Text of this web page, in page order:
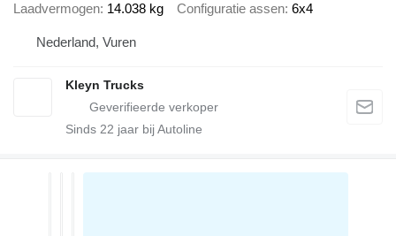
Laadvermogen 14.038 kg Configuratie assen 6x4
Nederland, Vuren
Kleyn Trucks
Sinds 22 jaar bij Autoline